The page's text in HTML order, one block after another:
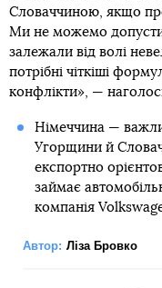
Словаччиною, якщо
Ми не можемо
залежали від волі
потрібні чіткіші
конфлікти», —
Німеччина —
Угорщини й
експортно
займає
компанія
Автор: Ліза Бровко